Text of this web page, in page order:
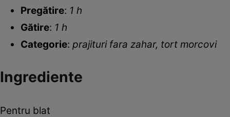
Pregătire: 1 h
Gătire: 1 h
Categorie: prajituri fara zahar, tort morcovi
Ingrediente
Pentru blat